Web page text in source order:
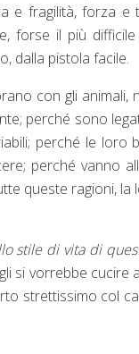
e fragilità, forza
forse il più
dalla pistola facile.
con gli animali,
perché sono
perché le loro
perché vanno
queste ragioni, la
stile di vita di
si vorrebbe cucire
strettissimo col